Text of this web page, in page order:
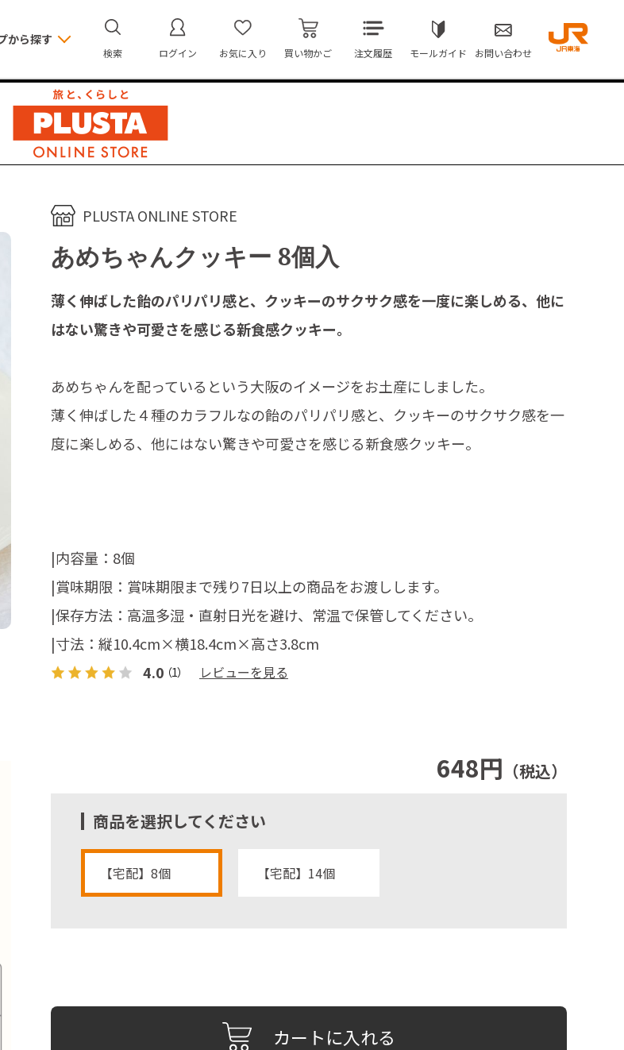
から探す
検索 ログイン お気に入り 買い物かご 注文履歴 モールガイド お問い合わせ
PLUSTA ONLINE STORE
あめちゃんクッキー 8個入
648円 （税込）
商品を選択してください
【宅配】8個 【宅配】14個
カートに入れる
薄く伸ばした飴のパリパリ感と、クッキーのサクサク感を一度に楽しめる、他に
はない驚きや可愛さを感じる新食感クッキー。
あめちゃんを配っているという大阪のイメージをお土産にしました。
薄く伸ばした４種のカラフルなの飴のパリパリ感と、クッキーのサクサク感を一
度に楽しめる、他にはない驚きや可愛さを感じる新食感クッキー。
|内容量：8個
|賞味期限：賞味期限まで残り7日以上の商品をお渡しします。
|保存方法：高温多湿・直射日光を避け、常温で保管してください。
|寸法：縦10.4cm×横18.4cm×高さ3.8cm
4.0 （1） レビューを見る